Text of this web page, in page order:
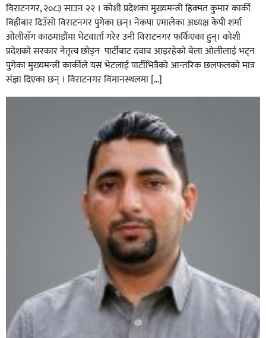
विराटनगर, २०८३ साउन २२ । कोशी प्रदेशका मुख्यमन्त्री हिक्मत कुमार कार्की
बिहीबार दिउँसो विराटनगर पुगेका छन्। नेकपा एमालेका अध्यक्ष केपी शर्मा
ओलीसँग काठमाडौंमा भेटवार्ता गरेर उनी विराटनगर फर्किएका हुन्। काेशी
प्रदेशकाे सरकार नेतृत्व छाेड्न पार्टीबाट दवाव आइरहेकाे बेला ओलीलाई भट्न
पुगेका मुख्यमन्त्री कार्कीले यस भेटलाई पार्टीभित्रैको आन्तरिक छलफलकाे मात्र
संज्ञा दिएका छन् । विराटनगर विमानस्थलमा […]